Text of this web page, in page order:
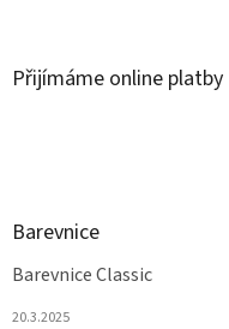
Přijímáme online platby
Barevnice
Barevnice Classic
20.3.2025